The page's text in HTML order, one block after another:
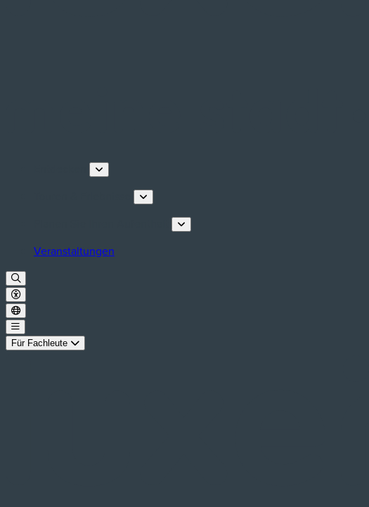
Veranstaltungen
Für Fachleute